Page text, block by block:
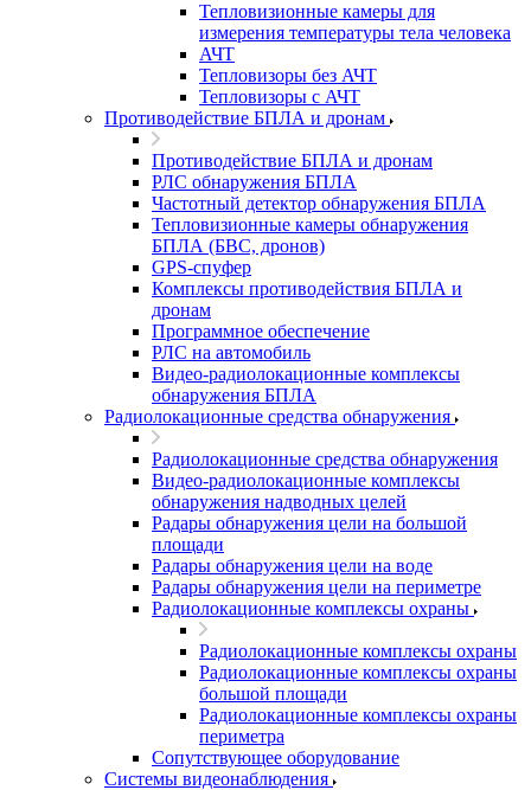
Тепловизионные камеры для
измерения температуры тела человека
АЧТ
Тепловизоры без АЧТ
Тепловизоры с АЧТ
Противодействие БПЛА и дронам
Противодействие БПЛА и дронам
РЛС обнаружения БПЛА
Частотный детектор обнаружения БПЛА
Тепловизионные камеры обнаружения
БПЛА (БВС, дронов)
GPS-спуфер
Комплексы противодействия БПЛА и
дронам
Программное обеспечение
РЛС на автомобиль
Видео-радиолокационные комплексы
обнаружения БПЛА
Радиолокационные средства обнаружения
Радиолокационные средства обнаружения
Видео-радиолокационные комплексы
обнаружения надводных целей
Радары обнаружения цели на большой
площади
Радары обнаружения цели на воде
Радары обнаружения цели на периметре
Радиолокационные комплексы охраны
Радиолокационные комплексы охраны
Радиолокационные комплексы охраны
большой площади
Радиолокационные комплексы охраны
периметра
Сопутствующее оборудование
Системы видеонаблюдения